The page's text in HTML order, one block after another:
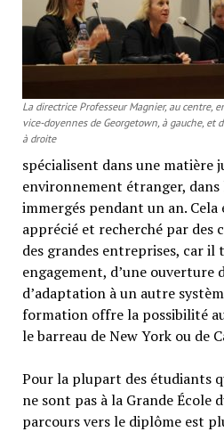
La directrice Professeur Magnier, au centre,
vice-doyennes de Georgetown, à gauche, et
à droite
spécialisent dans une matière
environnement étranger,
immergés pendant un an. Cela
apprécié et recherché par des
des grandes entreprises, car il
engagement, d’une ouverture
d’adaptation à un autre
formation offre la possibilité
le barreau de New York ou de
Pour la plupart des étudiants
ne sont pas à la Grande École
parcours vers le diplôme est